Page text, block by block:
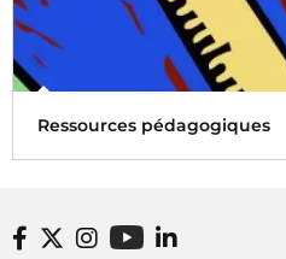
Ressources pédagogiques
Kit, webinaires et fiches